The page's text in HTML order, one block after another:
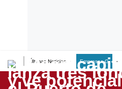
Últimas Noticias Empresas G
Lo último
Peru Quiosco